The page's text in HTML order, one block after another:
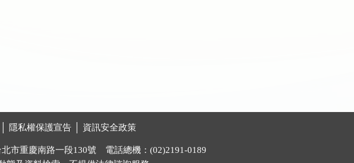
隱私權保護宣告 資訊安全政策
北市重慶南路一段130號 電話總機：(02)2191-0189